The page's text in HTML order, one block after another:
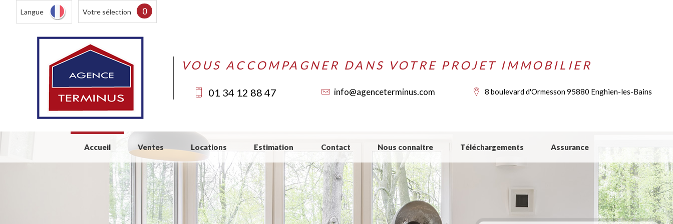
Langue Votre sélection 0
VOUS ACCOMPAGNER DANS VOTRE PROJET IMMOBILIER
01 34 12 88 47 info@agenceterminus.com 8 boulevard d'Ormesson 95880 Enghien-les-Bains
Accueil Ventes Locations Estimation Contact Nous connaitre Téléchargements Assurance